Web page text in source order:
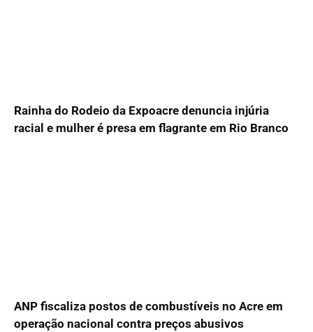
Rainha do Rodeio da Expoacre denuncia injúria
racial e mulher é presa em flagrante em Rio Branco
ANP fiscaliza postos de combustíveis no Acre em
operação nacional contra preços abusivos